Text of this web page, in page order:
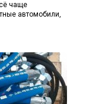
чаще
автомобили,